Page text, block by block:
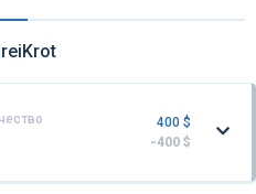
400 $
-400 $